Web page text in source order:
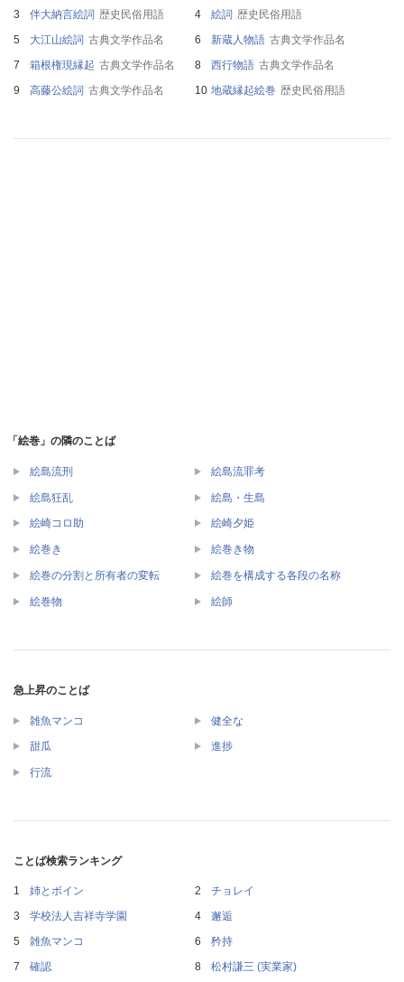
伴大納言絵詞 歴史民俗用語 絵詞 歴史民俗用語
大江山絵詞 古典文学作品名 新蔵人物語 古典文学作品名
箱根権現縁起 古典文学作品名 西行物語 古典文学作品名
高藤公絵詞 古典文学作品名 地蔵縁起絵巻 歴史民俗用語
「絵巻」の隣のことば
絵島流刑 絵島流罪考
絵島狂乱 絵島・生島
絵崎コロ助 絵崎夕姫
絵巻き 絵巻き物
絵巻の分割と所有者の変転 絵巻を構成する各段の名称
絵巻物 絵師
急上昇のことば
雑魚マンコ 健全な
甜瓜 進捗
行流
ことば検索ランキング
姉とボイン
チョレイ
学校法人吉祥寺学園
邂逅
雑魚マンコ
矜持
確認
松村謙三 (実業家)